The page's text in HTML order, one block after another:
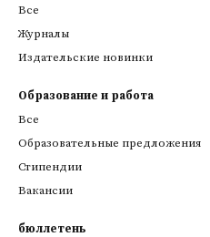
Все
Журналы
Издательские новинки
Образование и работа
Все
Образовательные предложения
Стипендии
Вакансии
бюллетень